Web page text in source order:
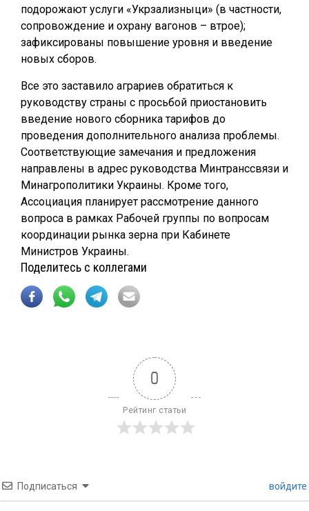
подорожают услуги «Укрзализныци» (в частности,
сопровождение и охрану вагонов – втрое);
зафиксированы повышение уровня и введение
новых сборов.
Все это заставило аграриев обратиться к
руководству страны с просьбой приостановить
введение нового сборника тарифов до
проведения дополнительного анализа проблемы.
Соответствующие замечания и предложения
направлены в адрес руководства Минтранссвязи и
Минагрополитики Украины. Кроме того,
Ассоциация планирует рассмотрение данного
вопроса в рамках Рабочей группы по вопросам
координации рынка зерна при Кабинете
Министров Украины.
Поделитесь с коллегами
0
Рейтинг статьи
Подписаться войдите